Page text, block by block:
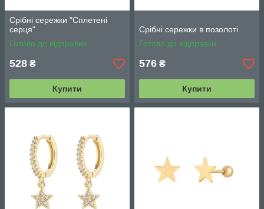
Срібні сережки "Сплетені
серця"
Готово до відправки
528 ₴
Купити
Срібні сережки в позолоті
Готово до відправки
576 ₴
Купити